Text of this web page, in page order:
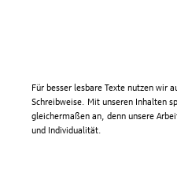
Für besser lesbare Texte nutzen wir
Schreibweise. Mit unseren Inhalten
gleichermaßen an, denn unsere
und Individualität.